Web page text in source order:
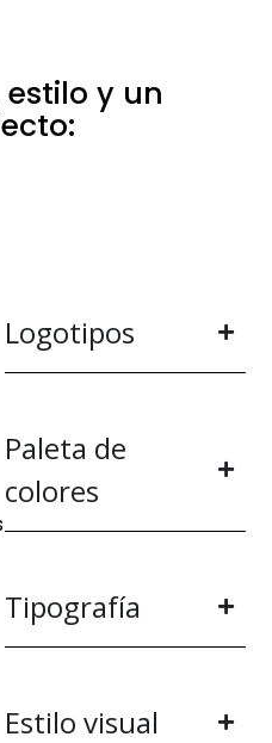
y un
eso es
Logotipos
Paleta de
colores
Tipografía
Estilo visual